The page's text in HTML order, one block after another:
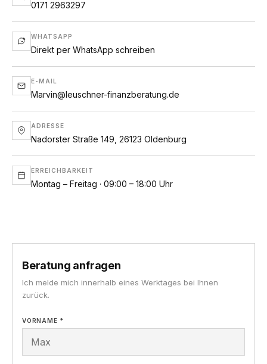
0171 2963297
WHATSAPP
Direkt per WhatsApp schreiben
E-MAIL
Marvin@leuschner-finanzberatung.de
ADRESSE
Nadorster Straße 149, 26123 Oldenburg
ERREICHBARKEIT
Montag – Freitag · 09:00 – 18:00 Uhr
Beratung anfragen
Ich melde mich innerhalb eines Werktages bei Ihnen
zurück.
VORNAME *